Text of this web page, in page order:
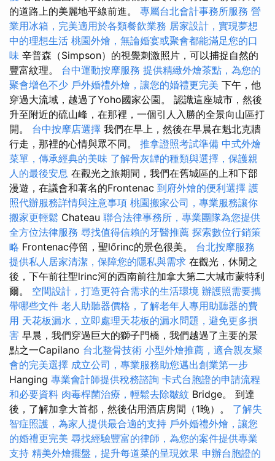
的道路上的美麗地平線前進。 專屬台北會計事務所服務 營
業用冰箱，完美適用於各類餐飲業務 居家設計，實現夢想
中的理想生活 桃園外燴，無論婚宴或聚會都能滿足您的口
味 辛普森（Simpson）的視覺刺激照片，可以捕捉自然的
豐富紋理。 台中運動按摩服務 提供精緻外燴茶點，為您的
聚會增色不少 戶外婚禮外燴，讓您的婚禮更完美 下午，他
穿過大流域，越過了Yoho國家公園。 認識這座城市，然後
升至附近的硫山峰，在那裡，一個引人入勝的全景向山區打
開。 台中按摩店選擇 我們在早上，然後在早晨在魁北克牆
行走，那裡的心情與眾不同。 推拿證照考試準備 中式外燴
菜單，傳承經典的美味 了解骨灰罈的種類與選擇，保護親
人的最後安息 在觀光之旅期間，我們在舊城區的上和下部
漫遊，在議會和著名的Frontenac 到府外燴的便利選擇 護
照代辦服務詳情與注意事項 桃園搬家公司，專業服務讓你
搬家更輕鬆 Chateau 聯合法律事務所，專業團隊為您提供
全方位法律服務 尋找值得信賴的牙醫推薦 探索數位行銷策
略 Frontenac停留，聖lőrinc的景色很美。 台北按摩服務
提供私人居家清潔，保障您的隱私與需求 在觀光，休閒之
後，下午前往聖lrinc河的西南前往加拿大第二大城市蒙特利
爾。 空間設計，打造更符合需求的生活環境 辦護照需要攜
帶哪些文件 老人助聽器價格，了解老年人專用助聽器的費
用 天花板漏水，立即處理天花板的漏水問題，避免更多損
害 早晨，我們穿過巨大的獅子門橋，我們越過了主要的景
點之一Capilano 台北整骨技術 小型外燴推薦，適合親友聚
會的完美選擇 成立公司，專業服務助您邁出創業第一步
Hanging 專業會計師提供稅務諮詢 卡式台胞證的申請流程
和必要資料 肉毒桿菌治療，輕鬆去除皺紋 Bridge。 到達
後，了解加拿大首都，然後佔用酒店房間（1晚）。 了解失
智症照護，為家人提供最合適的支持 戶外婚禮外燴，讓您
的婚禮更完美 尋找經驗豐富的律師，為您的案件提供專業
支持 精美外燴擺盤，提升每道菜的呈現效果 申辦台胞證的